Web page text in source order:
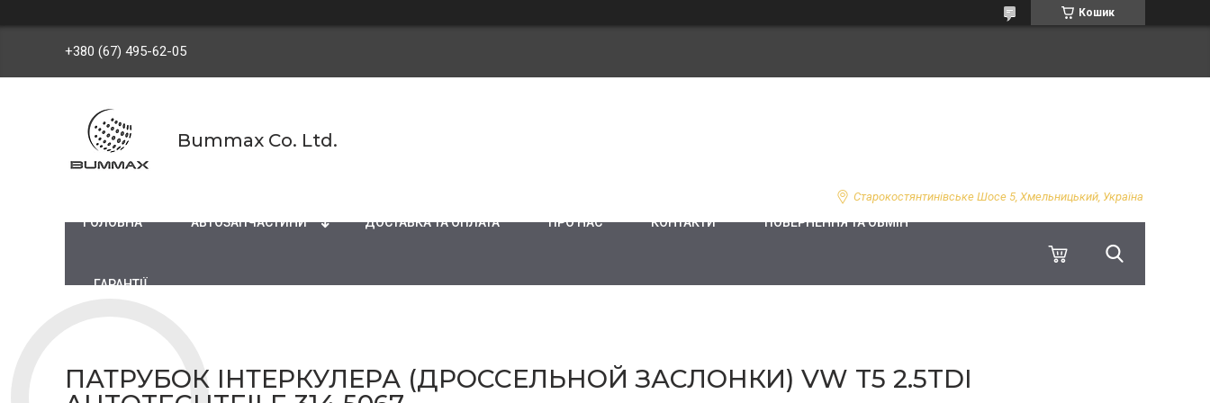
Кошик
+380 (67) 495-62-05
Bummax Co. Ltd.
Старокостянтинівське Шосе 5, Хмельницький, Україна
ГОЛОВНА АВТОЗАПЧАСТИНИ ДОСТАВКА ТА ОПЛАТА ПРО НАС КОНТАКТИ ПОВЕРНЕННЯ ТА ОБМІН
ГАРАНТІЇ
ПАТРУБОК ІНТЕРКУЛЕРА (ДРОССЕЛЬНОЙ ЗАСЛОНКИ) VW T5 2.5TDI